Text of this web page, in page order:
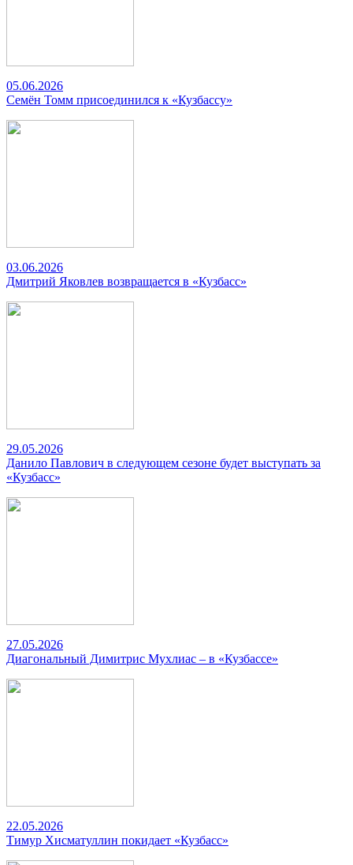
05.06.2026
Семён Томм присоединился к «Кузбассу»
03.06.2026
Дмитрий Яковлев возвращается в «Кузбасс»
29.05.2026
Данило Павлович в следующем сезоне будет выступать за
«Кузбасс»
27.05.2026
Диагональный Димитрис Мухлиас – в «Кузбассе»
22.05.2026
Тимур Хисматуллин покидает «Кузбасс»